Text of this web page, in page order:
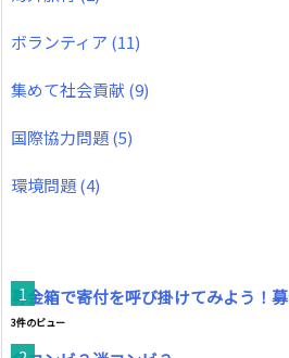
ボランティア (11)
集めて社会貢献 (9)
国際協力問題(5)
環境問題(4)
募金箱で寄付を呼び掛けてみよう！
3件のビュー